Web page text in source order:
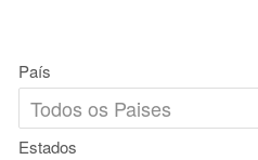
País
Estados